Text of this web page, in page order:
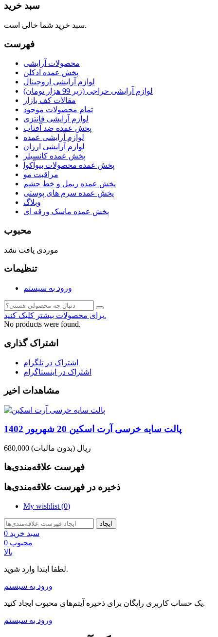
سبد خرید
سبد خرید شما خالی است.
فهرست
محصولات آرایشی
پخش عمده ادکلن
لوازم آرایشی اروجینال
لوازم آرایشی حراجی (زیر 99 هزار تومان)
مقالات کف بازار
تمام محصولات موجود
لوازم آرایشی فانتزی
پخش عمده ضد آفتاب
لوازم آرایشی عمده
لوازم آرایشی ارزان
پخش عمده کانسیلر
پخش عمده محصولات بیوآکوا
مراقبت مو
پخش عمده ریمل و خط چشم
پخش عمده سرم های پوستی
وبلاگ
پخش عمده ماسک ورقه ای
محبوب
موردی یافت نشد
تنظیمات
ورود به سیستم
برای محصولات بیشتر کلیک کنید.
No products were found.
اشتراک گذاری
اشتراک در تلگرام
اشتراک در اینستاگرام
مشاهدات اخیر
پالت سایه خرسی آرت اسکین 20 شهریور 1402
680,000 ریال (بدون مالیات)
فهرست علاقه‌مندی‌ها
ذخیره در فهرست علاقه‌مندی‌ها
My wishlist (0)
ایجاد
سبد خرید 0
محبوب 0
بالا
لطفا ابتدا وارد شوید.
ورود به سیستم
یک حساب کاربری رایگان برای ذخیره آیتم‌های محبوب ایجاد کنید.
ورود به سیستم